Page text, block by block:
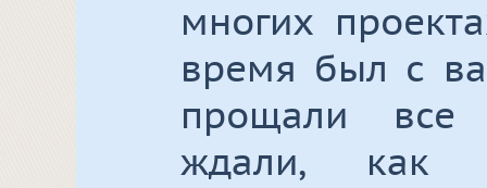
многих
время был с
прощали все
ждали, как